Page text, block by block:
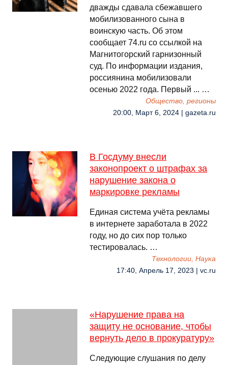
дважды сдавала сбежавшего
мобилизованного сына в
воинскую часть. Об этом
сообщает 74.ru со ссылкой на
Магнитогорский гарнизонный
суд. По информации издания,
россиянина мобилизовали
осенью 2022 года. Первый ... …
Общество, регионы
20:00, Март 6, 2024 | gazeta.ru
В Госдуму внесли
законопроект о штрафах за
нарушение закона о
маркировке рекламы
Единая система учёта рекламы
в интернете заработала в 2022
году, но до сих пор только
тестировалась. …
Технологии, Наука
17:40, Апрель 17, 2023 | vc.ru
«Нарушение права на
защиту не основание, чтобы
вернуть дело в прокуратуру»
Следующие слушания по делу